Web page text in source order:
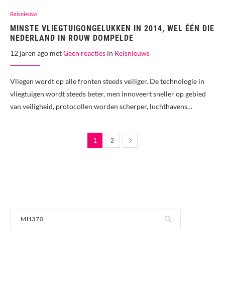
Reisnieuws
MINSTE VLIEGTUIGONGELUKKEN IN 2014, WEL ÉÉN DIE
NEDERLAND IN ROUW DOMPELDE
12 jaren ago metGeen reacties in Reisnieuws
Vliegen wordt op alle fronten steeds veiliger. De technologie in
vliegtuigen wordt steeds beter, men innoveert sneller op gebied
van veiligheid, protocollen worden scherper, luchthavens…
1 2